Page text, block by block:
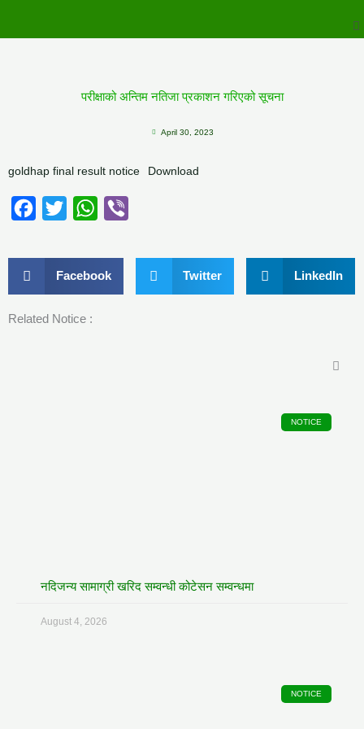
content
परीक्षाको अन्तिम नतिजा प्रकाशन गरिएको सूचना
April 30, 2023
goldhap final result notice Download
Facebook
Twitter WhatsApp
Facebook Twitter LinkedIn
Related Notice :
NOTICE
नदिजन्य सामाग्री खरिद सम्वन्धी कोटेसन सम्वन्धमा
August 4, 2026
NOTICE